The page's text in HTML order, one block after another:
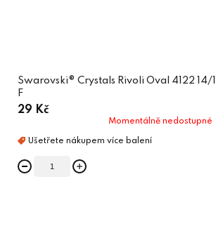
Swarovski® Crystals Rivoli Oval 4122
F
29 Kč
Momentálně nedostupné